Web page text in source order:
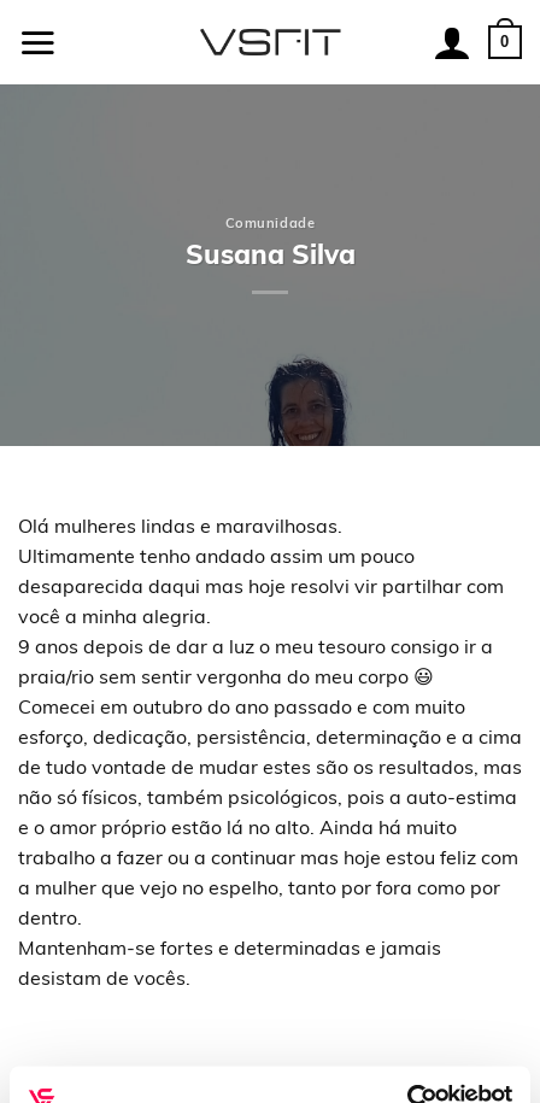
0
Comunidade
Susana Silva
Olá mulheres lindas e maravilhosas.
Ultimamente tenho andado assim um pouco
desaparecida daqui mas hoje resolvi vir partilhar com
você a minha alegria.
9 anos depois de dar a luz o meu tesouro consigo ir a
praia/rio sem sentir vergonha do meu corpo 😃
Comecei em outubro do ano passado e com muito
esforço, dedicação, persistência, determinação e a cima
de tudo vontade de mudar estes são os resultados, mas
não só físicos, também psicológicos, pois a auto-estima
e o amor próprio estão lá no alto. Ainda há muito
trabalho a fazer ou a continuar mas hoje estou feliz com
a mulher que vejo no espelho, tanto por fora como por
dentro.
Mantenham-se fortes e determinadas e jamais
desistam de vocês.